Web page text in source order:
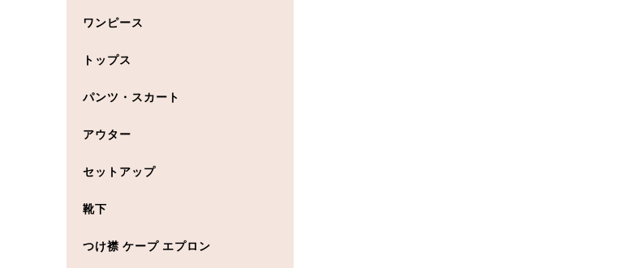
ワンピース
トップス
パンツ・スカート
アウター
セットアップ
靴下
つけ襟 ケープ エプロン